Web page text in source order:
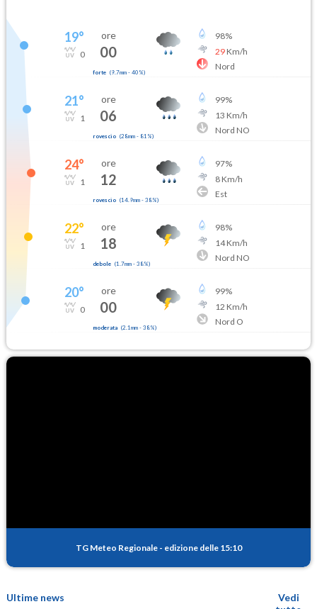
19°
0
ore
00
forte (9.7mm- 40 %)
98%
29Km/h
Nord
21°
1
ore
06
rovescio (28mm- 81 %)
99%
13 Km/h
Nord NO
24°
1
ore
12
rovescio (14.9mm- 38%)
97%
8Km/h
Est
22°
1
ore
18
debole (1.7mm- 38%)
98%
14Km/h
Nord NO
20°
0
ore
00
moderata (2.1mm- 38%)
99%
12 Km/h
Nord O
TG Meteo Regionale - edizione delle 15:10
Ultime news
Vedi